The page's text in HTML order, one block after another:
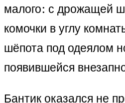
малого: с дрожащей
комочки в углу
шёпота под одеялом
появившейся
Бантик оказался не